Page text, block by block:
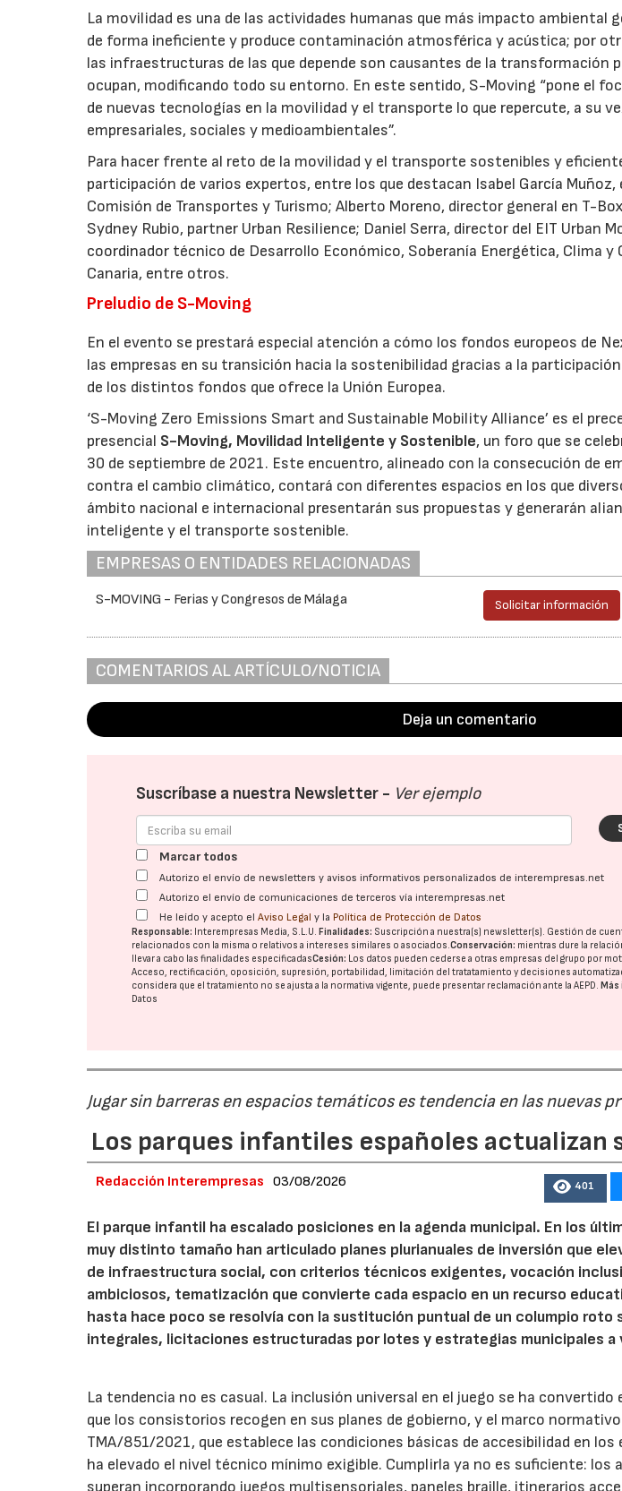
La movilidad es una de las actividades humanas que más impacto ambiental
de forma ineficiente y produce contaminación atmosférica y acústica; por
las infraestructuras de las que depende son causantes de la transformación
ocupan, modificando todo su entorno. En este sentido, S-Moving “pone el
de nuevas tecnologías en la movilidad y el transporte lo que repercute, a su
empresariales, sociales y medioambientales”.
Para hacer frente al reto de la movilidad y el transporte sostenibles y
participación de varios expertos, entre los que destacan Isabel García
Comisión de Transportes y Turismo; Alberto Moreno, director general en T-
Sydney Rubio, partner Urban Resilience; Daniel Serra, director del EIT Urban
coordinador técnico de Desarrollo Económico, Soberanía Energética, Clima y
Canaria, entre otros.
Preludio de S-Moving
En el evento se prestará especial atención a cómo los fondos europeos de
las empresas en su transición hacia la sostenibilidad gracias a la
de los distintos fondos que ofrece la Unión Europea.
‘S-Moving Zero Emissions Smart and Sustainable Mobility Alliance’ es el
presencial S-Moving, Movilidad Inteligente y Sostenible, un foro que se
30 de septiembre de 2021. Este encuentro, alineado con la consecución de
contra el cambio climático, contará con diferentes espacios en los que
ámbito nacional e internacional presentarán sus propuestas y generarán
inteligente y el transporte sostenible.
EMPRESAS O ENTIDADES RELACIONADAS
S-MOVING - Ferias y Congresos de Málaga Solicitar información
COMENTARIOS AL ARTÍCULO/NOTICIA
Deja un comentario
Suscríbase a nuestra Newsletter - Ver ejemplo
Marcar todos
Autorizo el envío de newsletters y avisos informativos personalizados de interempresas.net
Autorizo el envío de comunicaciones de terceros vía interempresas.net
He leído y acepto elAviso Legal y la Política de Protección de Datos
Responsable: Interempresas Media, S.L.U. Finalidades: Suscripción a nuestra(s) newsletter(s). Gestión de
relacionados con la misma o relativos a intereses similares o asociados.Conservación: mientras dure la
llevar a cabo las finalidades especificadasCesión: Los datos pueden cederse a otras empresas del grupo por
Acceso, rectificación, oposición, supresión, portabilidad, limitación del tratatamiento y decisiones
considera que el tratamiento no se ajusta a la normativa vigente, puede presentar reclamación ante laAEPD.
Datos
Jugar sin barreras en espacios temáticos es tendencia en las nuevas
Los parques infantiles españoles actualizan
Redacción Interempresas 03/08/2026 401
El parque infantil ha escalado posiciones en la agenda municipal. En los
muy distinto tamaño han articulado planes plurianuales de inversión que
de infraestructura social, con criterios técnicos exigentes, vocación
ambiciosos, tematización que convierte cada espacio en un recurso
hasta hace poco se resolvía con la sustitución puntual de un columpio roto
integrales, licitaciones estructuradas por lotes y estrategias municipales a
La tendencia no es casual. La inclusión universal en el juego se ha convertido
que los consistorios recogen en sus planes de gobierno, y el marco
TMA/851/2021, que establece las condiciones básicas de accesibilidad en
ha elevado el nivel técnico mínimo exigible. Cumplirla ya no es suficiente:
superan incorporando juegos multisensoriales, paneles braille, itinerarios